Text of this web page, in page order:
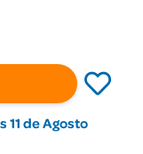
11 de Agosto